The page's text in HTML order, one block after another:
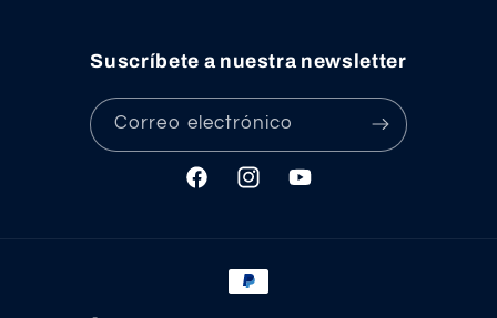
Suscríbete a nuestra newsletter
Correo electrónico
FacebookInstagramYouTube
Formas
de